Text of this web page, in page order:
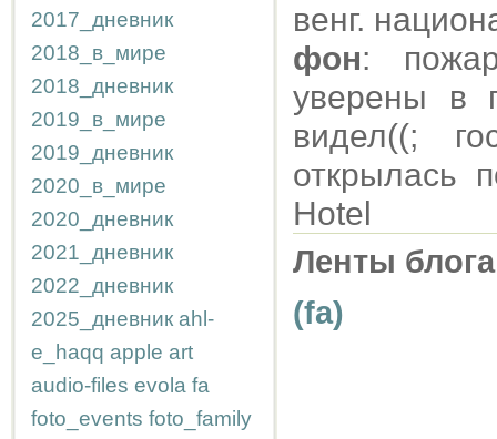
2017_дневник
2018_в_мире
2018_дневник
2019_в_мире
2019_дневник
2020_в_мире
2020_дневник
2021_дневник
2022_дневник
2025_дневник ahl-
e_haqq apple art
audio-files evola fa
foto_events foto_family
венг.
фон:
уверены в
видел((;
открылась
Hotel
Ленты
(fa)